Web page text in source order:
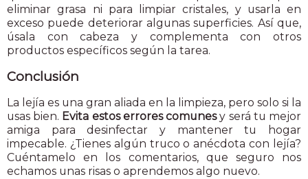
eliminar grasa ni para limpiar cristales, y usarla en
exceso puede deteriorar algunas superficies. Así que,
úsala con cabeza y complementa con otros
productos específicos según la tarea.
Conclusión
La lejía es una gran aliada en la limpieza, pero solo si la
usas bien. Evita estos errores comunesy será tu mejor
amiga para desinfectar y mantener tu hogar
impecable. ¿Tienes algún truco o anécdota con lejía?
Cuéntamelo en los comentarios, que seguro nos
echamos unas risas o aprendemos algo nuevo.